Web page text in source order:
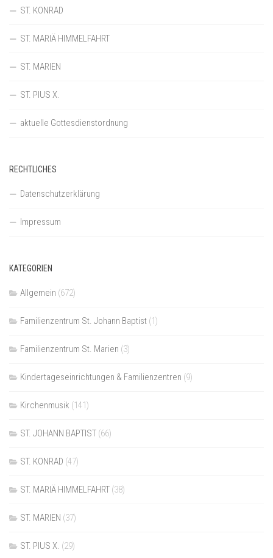
ST. KONRAD
ST. MARIÄ HIMMELFAHRT
ST. MARIEN
ST. PIUS X.
aktuelle Gottesdienstordnung
RECHTLICHES
Datenschutzerklärung
Impressum
KATEGORIEN
Allgemein (672)
Familienzentrum St. Johann Baptist (1)
Familienzentrum St. Marien (3)
Kindertageseinrichtungen & Familienzentren (9)
Kirchenmusik (141)
ST. JOHANN BAPTIST (66)
ST. KONRAD (47)
ST. MARIÄ HIMMELFAHRT (38)
ST. MARIEN (37)
ST. PIUS X. (29)